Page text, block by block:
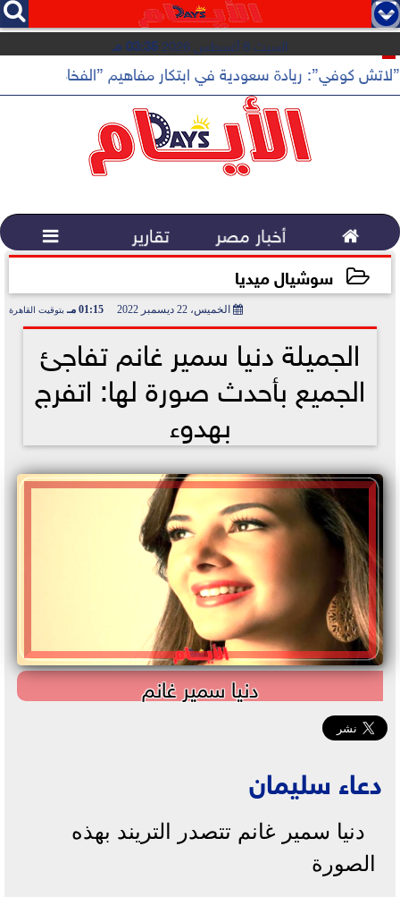
   
السبت 8 أغسطس 2026 03:35 مـ
”لاتش كوفي”: ريادة سعودية في ابتكار مفاهيم ”الفخامة
 أخبار مصر تقارير 
سوشيال ميديا
الخميس، 22 ديسمبر 2022 01:15 مـ بتوقيت القاهرة
الجميلة دنيا سمير غانم تفاجئ
الجميع بأحدث صورة لها: اتفرج
بهدوء
دنيا سمير غانم
دعاء سليمان
دنيا سمير غانم تتصدر التريند بهذه
الصورة